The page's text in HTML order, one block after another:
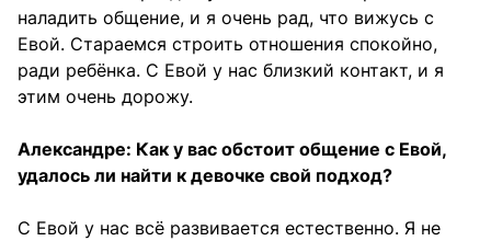
наладить общение, и я очень рад, что вижусь с
Евой. Стараемся строить отношения спокойно,
ради ребёнка. С Евой у нас близкий контакт, и я
этим очень дорожу.
Александре: Как у вас обстоит общение с Евой,
удалось ли найти к девочке свой подход?
С Евой у нас всё развивается естественно. Я не